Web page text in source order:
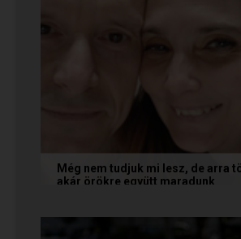
Még nem tudjuk mi lesz, de arra
akár örökre együtt maradunk
nekünk, akiknél néhány találkozás